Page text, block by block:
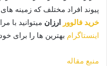
پیوند افراد مختلف که زمینه
خرید فالوور
ارزان میتوانید با
اینستاگرام بهترین ها را برای
منبع مقاله